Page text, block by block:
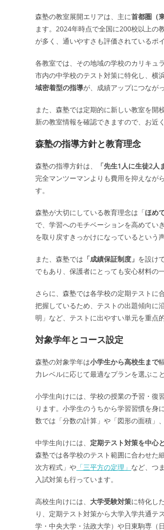
森塾の教室展開エリアは、主に首都圏（
ます。2024年時点で全国に200校以上の
が多く、通いやすさも評価されているポイ
各教室では、その地域の学校のカリキュ
市内の中学校のテスト対策に特化し、横
域密着型の指導が、成績アップにつなが
また、森塾では定期的に新しい教室を開
新の教室情報を確認できますので、お近
森塾の指導方針と教育理念
森塾の指導方針は、 「先生1人に生徒2
完全マンツーマンよりも費用を抑えなが
す。
森塾が大切にしている教育理念は「ほめ
で、学習へのモチベーションを高めてい
を取り戻すきっかけになっているという
また、森塾では 「成績保証制度」 を設け
でもあり、保護者にとっても安心材料の
さらに、森塾では各学校の定期テストに
把握しているため、テストの出題傾向に
明」など、テストに出やすい単元を重点
対象学年とコース設定
森塾の対象学年は小学生から高校生まで
力レベルに応じて最適なプランを選ぶこ
小学生向けには、学校の授業の予習・復
ります。小学生のうちから学習習慣を
数では「分数の計算」や「図形の面積」
中学生向けには、 定期テスト対策を中心
森塾では各学校のテスト範囲に合わせた
次方程式」や 「三平方の定理」 など、つ
入試対策も行っています。
高校生向けには、 大学受験対策に特化し
り、定期テスト対策から大学入学共通テ
学・中央大学・法政大学）や日東駒専（